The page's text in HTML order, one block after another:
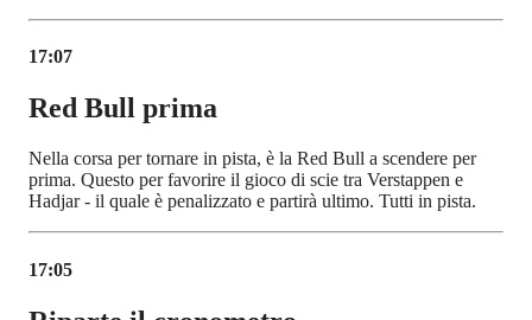
17:07
Red Bull prima
Nella corsa per tornare in pista, è la Red Bull a scendere per
prima. Questo per favorire il gioco di scie tra Verstappen e
Hadjar - il quale è penalizzato e partirà ultimo. Tutti in pista.
17:05